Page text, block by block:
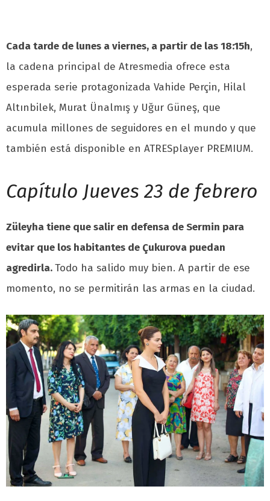
Cada tarde de lunes a viernes, a partir de las 18:15h,
la cadena principal de Atresmedia ofrece esta
esperada serie protagonizada Vahide Perçin, Hilal
Altınbilek, Murat Ünalmış y Uğur Güneş, que
acumula millones de seguidores en el mundo y que
también está disponible en ATRESplayer PREMIUM.
Capítulo Jueves 23 de febrero
Züleyha tiene que salir en defensa de Sermin para
evitar que los habitantes de Çukurova puedan
agredirla.Todo ha salido muy bien. A partir de ese
momento, no se permitirán las armas en la ciudad.